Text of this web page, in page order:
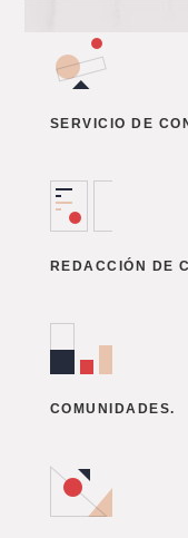
SERVICIO DE
REDACCIÓN DE
COMUNIDADES.